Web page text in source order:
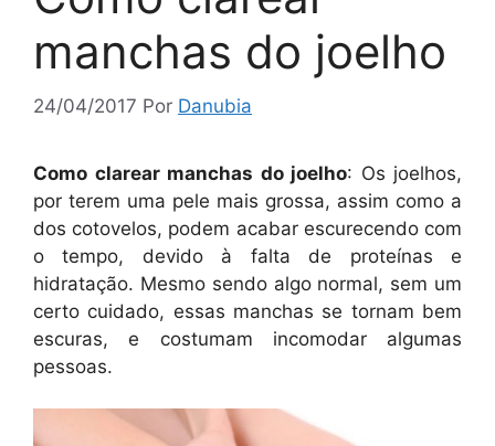
manchas do joelho
24/04/2017 Por Danubia
Como clarear manchas do joelho: Os joelhos,
por terem uma pele mais grossa, assim como a
dos cotovelos, podem acabar escurecendo com
o tempo, devido à falta de proteínas e
hidratação. Mesmo sendo algo normal, sem um
certo cuidado, essas manchas se tornam bem
escuras, e costumam incomodar algumas
pessoas.